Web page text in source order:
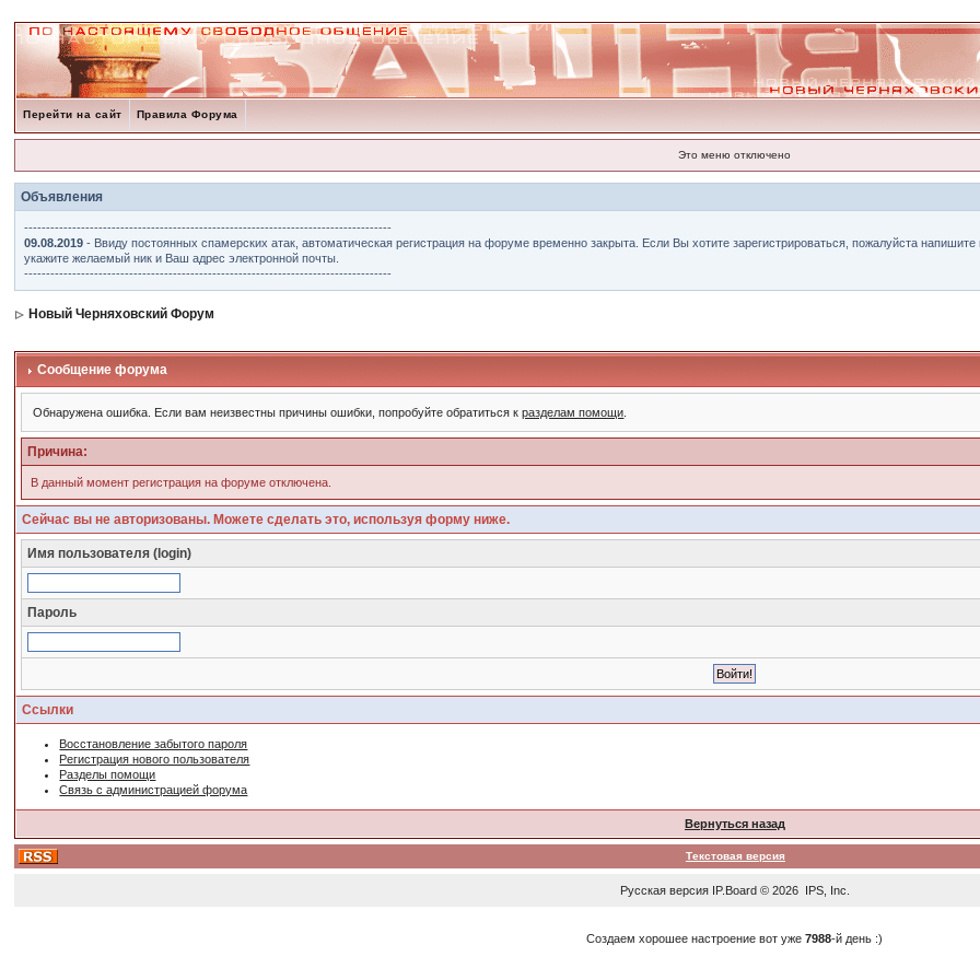
Перейти на сайт Правила Форума
Это меню отключено
Объявления
------------------------------------------------------------------------------------
09.08.2019 - Ввиду постоянных спамерских атак, автоматическая регистрация на форуме временно закрыта. Если Вы хотите зарегистрироваться, пожалуйста
укажите желаемый ник и Ваш адрес электронной почты.
------------------------------------------------------------------------------------
Новый Черняховский Форум
Сообщение форума
Обнаружена ошибка. Если вам неизвестны причины ошибки, попробуйте обратиться кразделам помощи
Причина:
В данный момент регистрация на форуме отключена.
Сейчас вы не авторизованы. Можете сделать это, используя форму ниже.
Имя пользователя (login)
Пароль
Ссылки
Восстановление забытого пароля
Регистрация нового пользователя
Разделы помощи
Связь с администрацией форума
Вернуться назад
Текстовая версия
Русская версия IP.Board© 2026 IPS, Inc
Создаем хорошее настроение вот уже7988-й день :)